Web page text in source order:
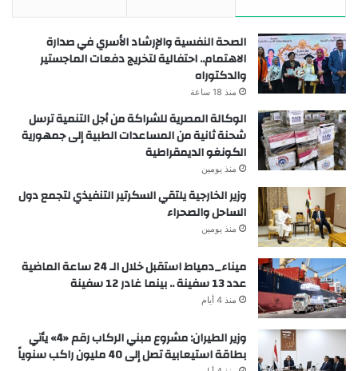
الصحة النفسية والإرشاد الأسري في صدارة
الاهتمام.. احتفالية لتخريج دفعات الماجستير
والدكتوراه
منذ 18 ساعة
الوكالة المصرية للشراكة من أجل التنمية ترسل
شحنة ثانية من المساعدات الطبية إلى جمهورية
الكونغو الديمقراطية
منذ يومين
وزير الخارجية يلتقي السكرتير التنفيذي لتجمع دول
الساحل والصحراء
منذ يومين
ميناء_دمياط استقبل خلال الـ 24 ساعة الماضية
عدد 13 سفينة .. بينما غادر 12 سفينة
منذ 4 أيام
وزير الطيران: مشروع مبني الركاب رقم «4» يأتي
بطاقة استيعابية تصل إلى 40 مليون راكب سنوياً